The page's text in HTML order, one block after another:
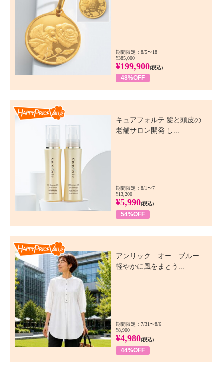
期間限定：8/5〜18
¥385,000
¥199,900(税込)
48%OFF
キュアフォルテ 髪と頭皮の
老舗サロン開発 し...
期間限定：8/1〜7
¥13,200
¥5,990(税込)
54%OFF
アンリック オー ブルー
軽やかに風をまとう...
期間限定：7/31〜8/6
¥8,900
¥4,980(税込)
44%OFF